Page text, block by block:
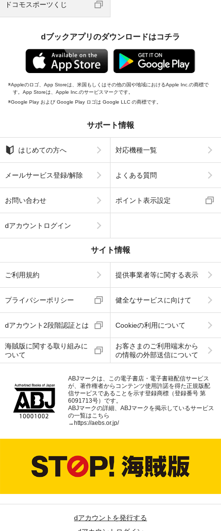
ドコモスポーツくじ
dブックアプリのダウンロードはコチラ
Appleのロゴ、App Storeは、米国もしくはその他の国や地域におけるApple Inc.の商標で
す。App Storeは、Apple Inc.のサービスマークです。
Google Play および Google Play ロゴは Google LLC の商標です。
サポート情報
はじめての方へ 対応機種一覧
メールサービス登録/解除 よくある質問
お問い合わせ ポイント表示設定
dアカウントログイン
サイト情報
ご利用規約 提供事業者等に関する表示
プライバシーポリシー 健全なサービスに向けて
dアカウント2段階認証とは Cookieの利用について
海賊版に関する取り組みに
ついて
お客さまのご利用端末から
の情報の外部送信について
ABJマークは、この電子書店・電子書籍配信サービス
が、著作権者からコンテンツ使用許諾を得た正規版配
信サービスであることを示す登録商標（登録番号 第
6091713号）です。
ABJマークの詳細、ABJマークを掲示しているサービス
の一覧はこちら
→ https://aebs.or.jp/
dアカウントを発行する